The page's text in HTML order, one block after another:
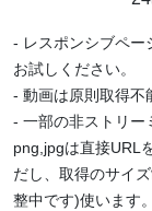
- レスポンシブペー
お試しください。
- 動画は原則取得不
- 一部の非ストリー
png,jpgは直接URL
だし、取得のサイ
整中です)使います。